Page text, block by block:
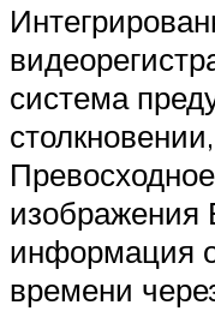
система
изображения
информация
времени